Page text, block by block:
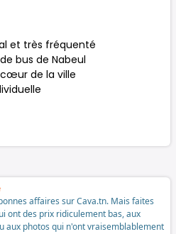
et très fréquenté
bus de Nabeul
de la ville
affaires sur Cava.tn. Mais faites
ont des prix ridiculement bas, aux
aux photos qui n'ont vraisemblablement